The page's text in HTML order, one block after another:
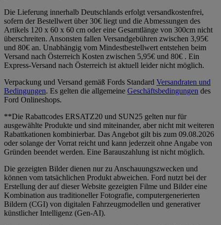
Die Lieferung innerhalb Deutschlands erfolgt versandkostenfrei,
sofern der Bestellwert über 30€ liegt und die Abmessungen des
Artikels 120 x 60 x 60 cm oder eine Gesamtlänge von 300cm nicht
überschreiten. Ansonsten fallen Versandgebühren zwischen 3,95€
und 80€ an. Unabhängig vom Mindestbestellwert entstehen beim
Versand nach Österreich Kosten zwischen 5,95€ und 80€ . Ein
Express-Versand nach Österreich ist aktuell leider nicht möglich.
Verpackung und Versand gemäß Fords Standard Versandraten und
Bedingungen. Es gelten die allgemeine Geschäftsbedingungen des
Ford Onlineshops.
**Die Rabattcodes ERSATZ20 und SUN25 gelten nur für
ausgewählte Produkte und sind miteinander, aber nicht mit weiteren
Rabattkationen kombinierbar. Das Angebot gilt bis zum 09.08.2026
oder solange der Vorrat reicht und kann jederzeit ohne Angabe von
Gründen beendet werden. Eine Barauszahlung ist nicht möglich.
Die gezeigten Bilder dienen nur zu Anschauungszwecken und
können vom tatsächlichen Produkt abweichen. Ford nutzt bei der
Erstellung der auf dieser Website gezeigten Filme und Bilder eine
Kombination aus traditioneller Fotografie, computergenerierten
Bildern (CGI) von digitalen Fahrzeugmodellen und generativer
künstlicher Intelligenz (Gen-AI).